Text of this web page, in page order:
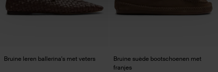
Bruine leren ballerina's met veters
Bruine suède bootschoenen met
franjes